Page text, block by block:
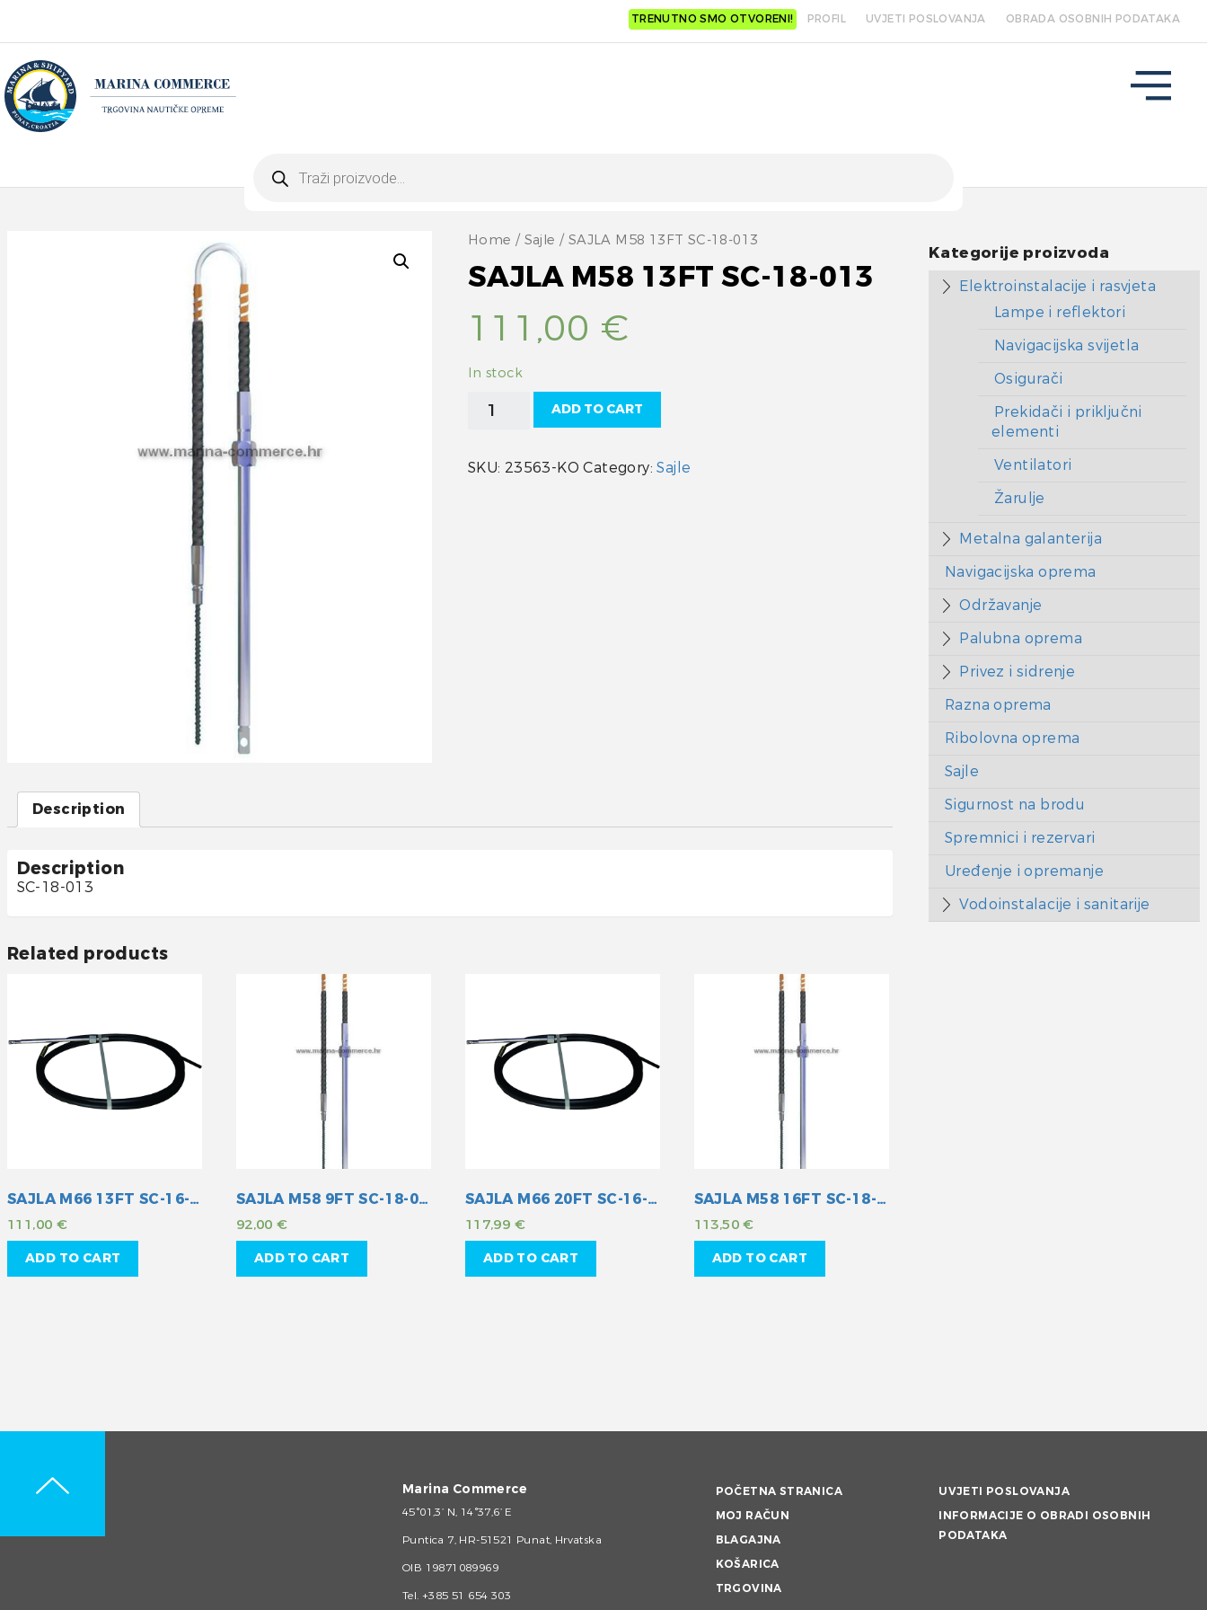
TRENUTNO SMO OTVORENI! PROFIL UVJETI POSLOVANJA OBRADA OSOBNIH PODATAKA
search
Home / Sajle / SAJLA M58 13FT SC-18-013
SAJLA M58 13FT SC-18-013
111,00 €
In stock
SAJLA
M58
SC-
18-
ADD TO CART
SKU: 23563-KO Category:Sajle
Description
Description
SC-18-013
Related products
SAJLA M66 13FT SC-16-013
111,00 €
ADD TO CART
SAJLA M58 9FT SC-18-009
92,00€
ADD TO CART
SAJLA M66 20FT SC-16-020
117,99 €
ADD TO CART
SAJLA M58 16FT SC-18-016
113,50€
ADD TO CART
Kategorije proizvoda
Elektroinstalacije i rasvjeta
Lampe i reflektori
Navigacijska svijetla
Osigurači
Prekidači i priključni
elementi
Ventilatori
Žarulje
Metalna galanterija
Navigacijska oprema
Održavanje
Palubna oprema
Privez i sidrenje
Razna oprema
Ribolovna oprema
Sajle
Sigurnost na brodu
Spremnici i rezervari
Uređenje i opremanje
Vodoinstalacije i sanitarije
Marina Commerce
45°01,3’ N, 14°37,6’ E
Puntica 7, HR-51521 Punat, Hrvatska
OIB 19871089969
Tel. +385 51 654 303
POČETNA STRANICA
MOJ RAČUN
BLAGAJNA
KOŠARICA
TRGOVINA
UVJETI POSLOVANJA
INFORMACIJE O OBRADI OSOBNIH
PODATAKA